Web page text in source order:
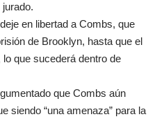
en libertad a Combs, que
de Brooklyn, hasta que el
que sucederá dentro de
que Combs aún
siendo “una amenaza” para la